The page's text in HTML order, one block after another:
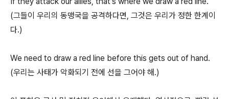
(그들이 우리의 동맹국을 공격하다면, 그것은 우리가 정한 한계이
다.)
We need to draw a red line before this gets out of hand.
(우리는 사태가 악화되기 전에 선을 그어야 해.)